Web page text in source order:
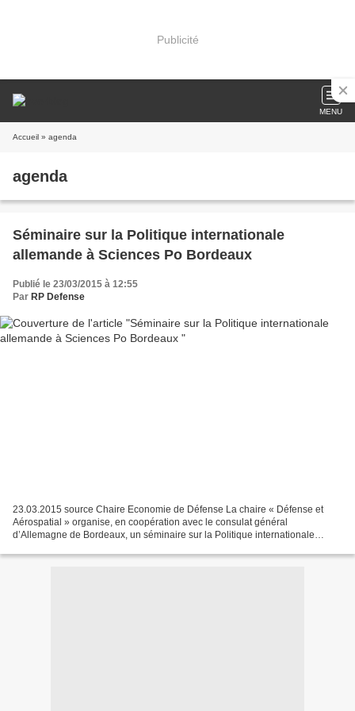
Publicité
MENU
Accueil » agenda
agenda
Séminaire sur la Politique internationale
allemande à Sciences Po Bordeaux
Publié le 23/03/2015 à 12:55
Par RP Defense
23.03.2015 source Chaire Economie de Défense La chaire « Défense et
Aérospatial » organise, en coopération avec le consulat général
d’Allemagne de Bordeaux, un séminaire sur la Politique internationale